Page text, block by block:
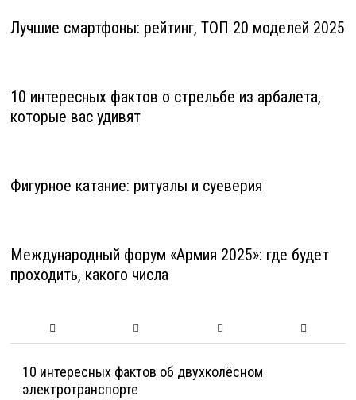
Лучшие смартфоны: рейтинг, ТОП 20 моделей 2025
10 интересных фактов о стрельбе из арбалета,
которые вас удивят
Фигурное катание: ритуалы и суеверия
Международный форум «Армия 2025»: где будет
проходить, какого числа
10 интересных фактов об двухколёсном
электротранспорте